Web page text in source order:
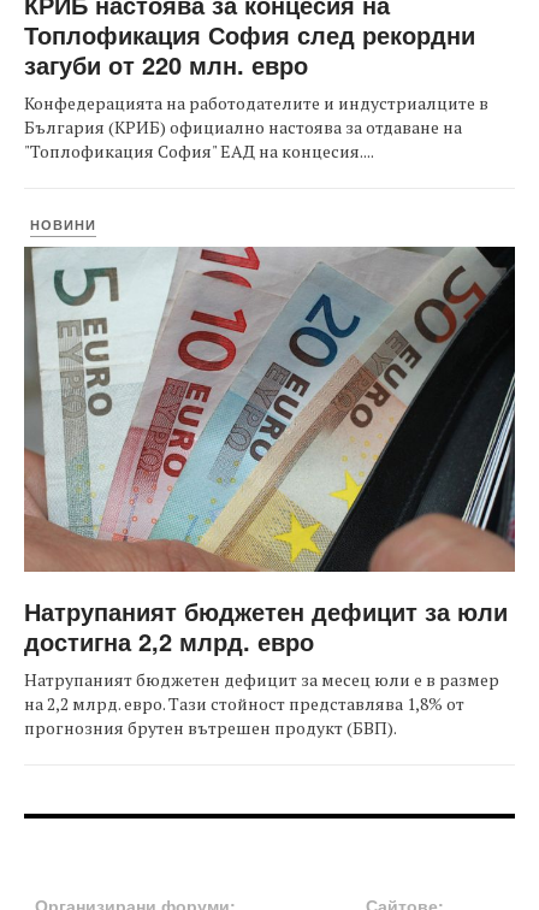
Топлофикация София след рекордни
загуби от 220 млн. евро
Конфедерацията на работодателите и индустриалците в
България (КРИБ) официално настоява за отдаване на
"Топлофикация София" ЕАД на концесия....
НОВИНИ
Натрупаният бюджетен дефицит за юли
достигна 2,2 млрд. евро
Натрупаният бюджетен дефицит за месец юли е в размер
на 2,2 млрд. евро. Тази стойност представлява 1,8% от
прогнозния брутен вътрешен продукт (БВП).
Организирани форуми: Сайтове: